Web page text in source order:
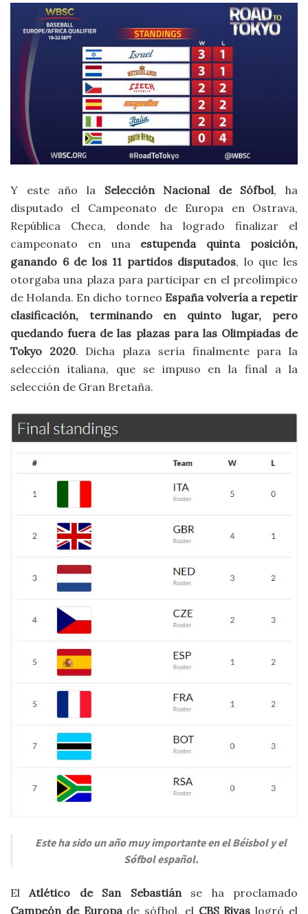
Y este año la Selección Nacional de Sófbol, ha
disputado el Campeonato de Europa en Ostrava,
República Checa, donde ha logrado finalizar el
campeonato en una estupenda quinta posición,
ganando 6 de los 11 partidos disputados, lo que les
otorgaba una plaza para participar en el preolímpico
de Holanda. En dicho torneo España volvería a repetir
clasificación, terminando en quinto lugar, pero
quedando fuera de las plazas para las Olimpiadas de
Tokyo 2020. Dicha plaza sería finalmente para la
selección italiana, que se impuso en la final a la
selección de Gran Bretaña.
Este ha sido un año muy importante en el Béisbol y el
Sófbol español.
ElAtlético de San Sebastiánse ha proclamado
Campeón de Europade sófbol, el CBS Rivas logró el